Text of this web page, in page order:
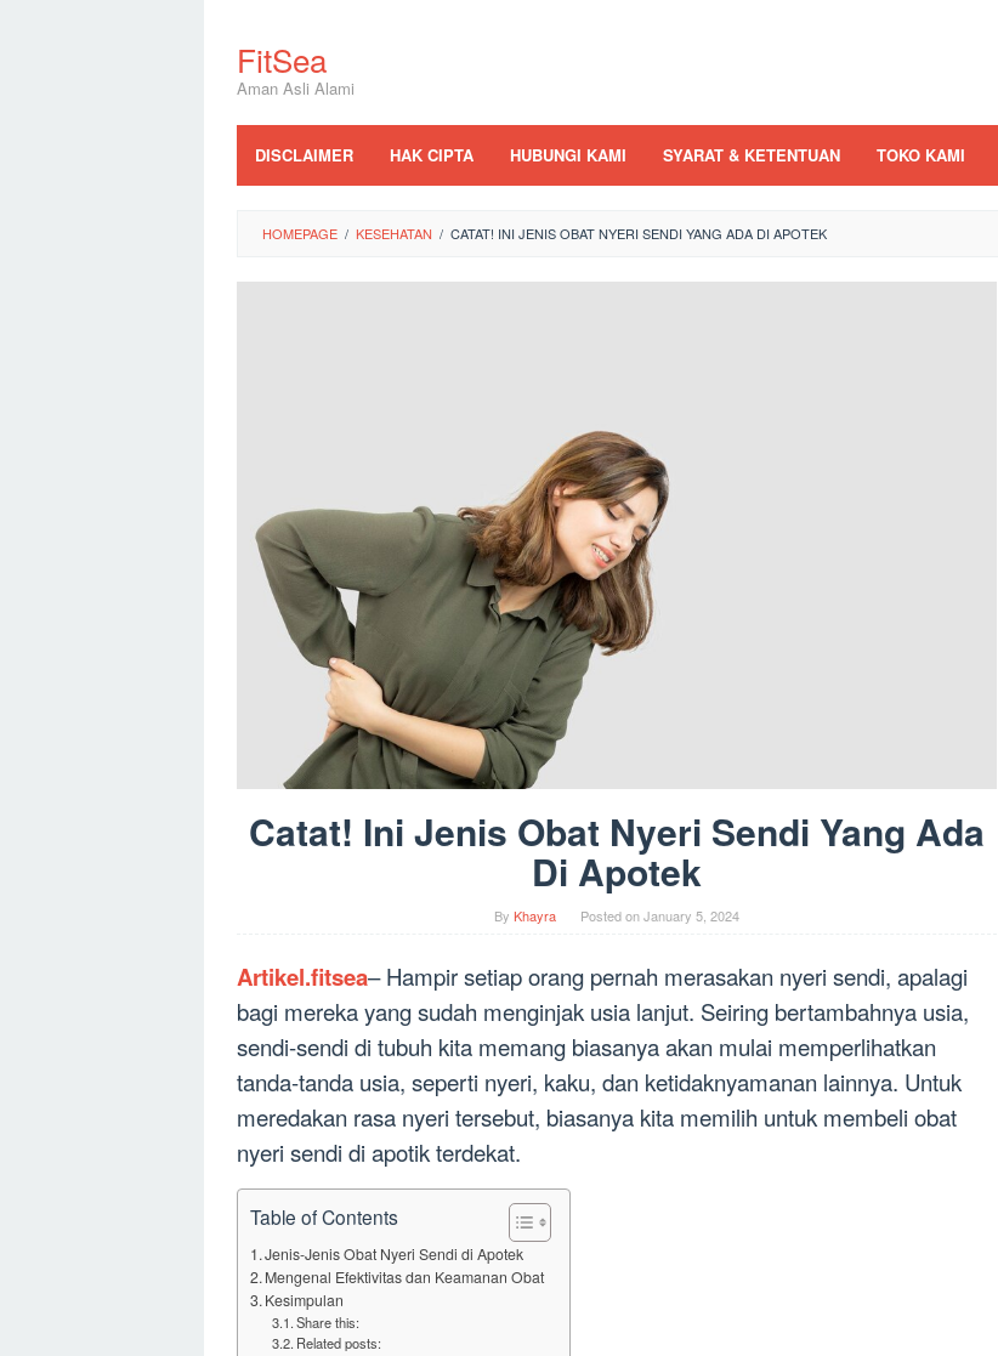
contentFitSea
Aman Asli Alami
DISCLAIMER HAK CIPTA HUBUNGI KAMI SYARAT & KETENTUAN TOKO KAMI
HOMEPAGE / KESEHATAN / CATAT! INI JENIS OBAT NYERI SENDI YANG ADA DI APOTEK
Catat! Ini Jenis Obat Nyeri Sendi Yang Ada
Di Apotek
By Khayra Posted onJanuary 5, 2024
Artikel.fitsea– Hampir setiap orang pernah merasakan nyeri sendi, apalagi
bagi mereka yang sudah menginjak usia lanjut. Seiring bertambahnya usia,
sendi-sendi di tubuh kita memang biasanya akan mulai memperlihatkan
tanda-tanda usia, seperti nyeri, kaku, dan ketidaknyamanan lainnya. Untuk
meredakan rasa nyeri tersebut, biasanya kita memilih untuk membeli obat
nyeri sendi di apotik terdekat.
Table of Contents
Jenis-Jenis Obat Nyeri Sendi di Apotek
Mengenal Efektivitas dan Keamanan Obat
Kesimpulan
Share this:
Related posts: